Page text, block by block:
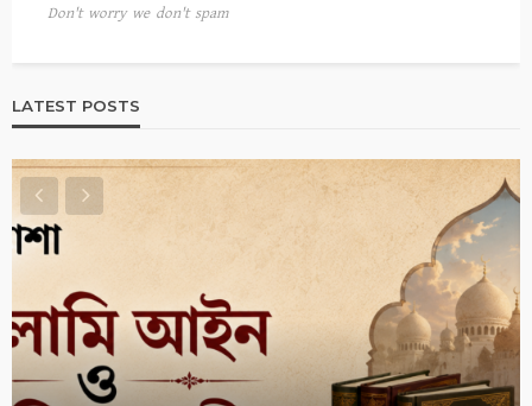
Don't worry we don't spam
LATEST POSTS